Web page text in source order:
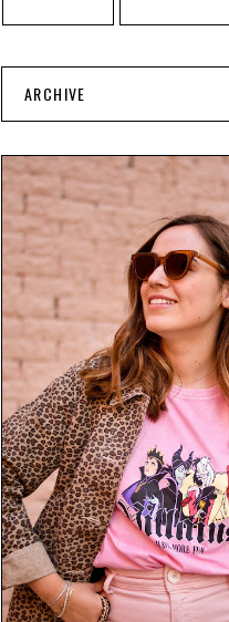
ARCHIVE